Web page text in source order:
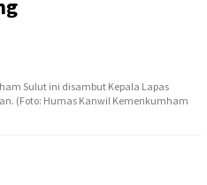
Sulut ini disambut Kepala Lapas
(Foto: Humas Kanwil Kemenkumham